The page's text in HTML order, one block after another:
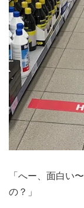
「へー、面白い
の？」